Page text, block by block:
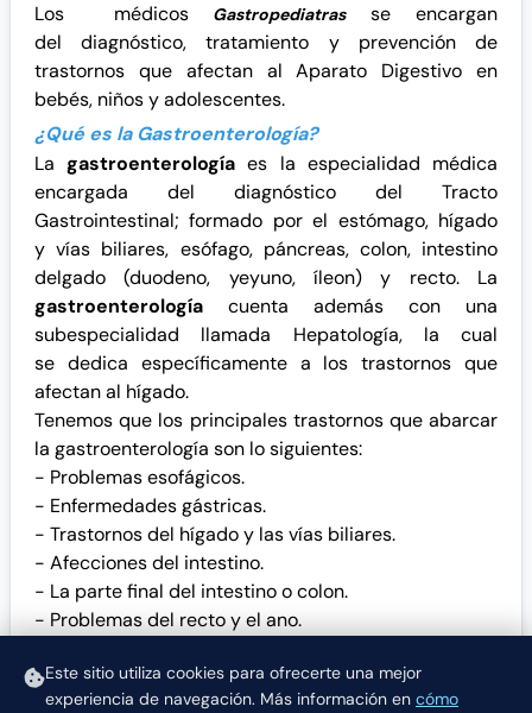
Este sitio utiliza cookies para ofrecerte una mejor
experiencia de navegación. Más información en cómo
Los médicos
Gastropediatras
se encargan
del
diagnóstico, tratamiento y prevención de
trastornos que afectan al Aparato Digestivo en
bebés, niños y adolescentes.
¿Qué es la Gastroenterología?
Lagastroenterología es la especialidad médica
encargada del diagnóstico del Tracto
Gastrointestinal; formado por el estómago, hígado
y vías biliares, esófago, páncreas, colon, intestino
delgado (duodeno, yeyuno,íleon) y recto. La
gastroenterología cuenta además con una
subespecialidad llamada Hepatología, la cual
se dedica específicamente a los trastornos que
afectan al hígado.
Tenemos que los principales trastornos que abarcar
la gastroenterología son lo siguientes:
- Problemas esofágicos.
- Enfermedades gástricas.
- Trastornos del hígado y lasvías biliares.
- Afecciones del intestino.
- La parte final del intestino o colon.
- Problemas del recto y el ano.
Otras especialidades de interés: